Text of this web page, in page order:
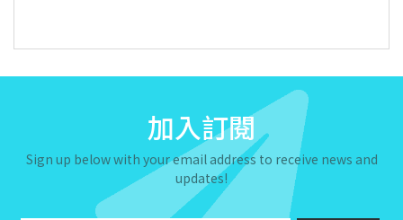
加入訂閱
Sign up below with your email address to receive news and
updates!